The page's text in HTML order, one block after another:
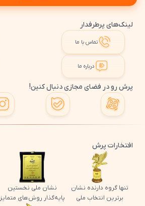
لینک‌های پرطرفدار
تماس با ما
درباره ما
پرش رو در فضای مجازی دنبال کنین!
افتخارات پرش
تنها گروه دارنده نشان
برترین انتخاب ملی
نشان ملی نخستین
پایه‌گذار روش‌های متمایز